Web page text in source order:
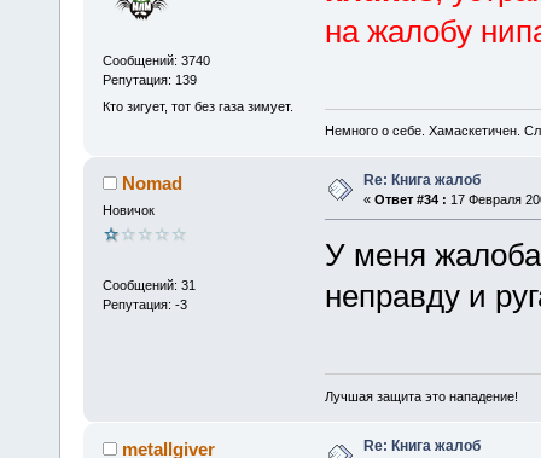
Сообщений: 3740
Репутация: 139
Кто зигует, тот без газа зимует.
на жалобу
Немного о себе. Хамаскетичен.
Nomad
Новичок
Сообщений: 31
Репутация: -3
Re: Книга жалоб
« Ответ #34 : 17 Февраля
У меня
неправду и
Лучшая защита это нападение!
metallgiver Re: Книга жалоб